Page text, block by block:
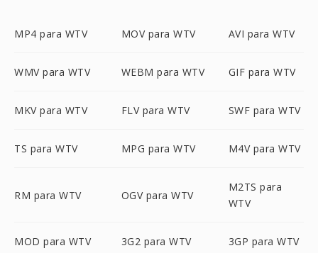
MP4 para WTV MOV para WTV AVI para WTV
WMV para WTV WEBM para WTV GIF para WTV
MKV para WTV FLV para WTV SWF para WTV
TS para WTV MPG para WTV M4V para WTV
RM para WTV OGV para WTV
M2TS para
WTV
MOD para WTV 3G2 para WTV 3GP para WTV